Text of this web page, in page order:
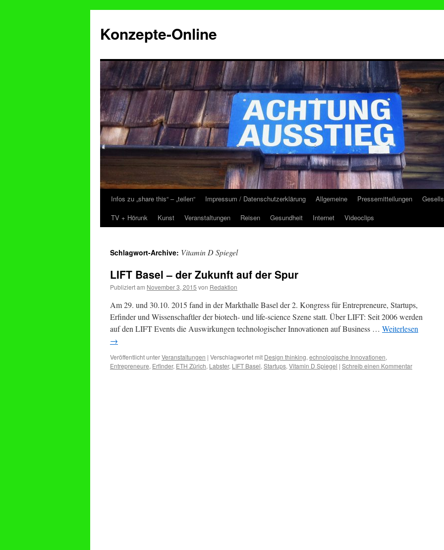
Konzepte-Online
Zum
Inhalt
Infos zu „share this“ – „teilen“ Impressum / Datenschutzerklärung Allgemeine Pressemitteilungen
TV + Hörunk
Kunst Veranstaltungen Reisen Gesundheit Internet Videoclips
Schlagwort-Archive: Vitamin D Spiegel
LIFT Basel – der Zukunft auf der Spur
Publiziert am November 3, 2015 von Redaktion
Am 29. und 30.10. 2015 fand in der Markthalle Basel der 2. Kongress für Entrepreneure, Startups,
Erfinder und Wissenschaftler der biotech- und life-science Szene statt. Über LIFT: Seit 2006 werden
auf den LIFT Events die Auswirkungen technologischer Innovationen auf Business … Weiterlesen
→
Veröffentlicht unterVeranstaltungen | Verschlagwortet mit Design thinking, echnologische Innovationen,
Entrepreneure, Erfinder, ETH Zürich, Labster, LIFT Basel, Startups, Vitamin D Spiegel | Schreib einen Kommentar